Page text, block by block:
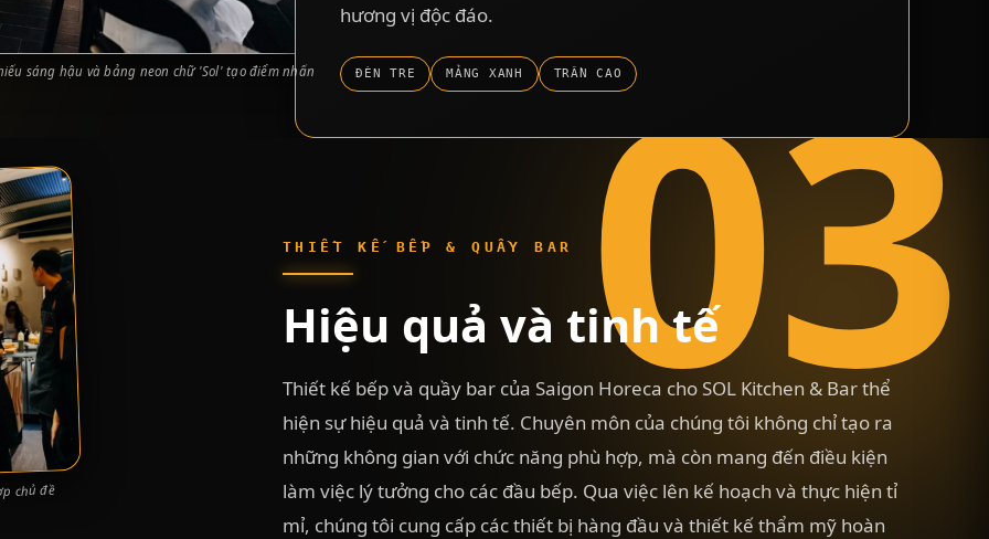
sáng hậu và bảng neon chữ 'Sol' tạo điểm nhấn
hương vị độc đáo.
ĐÈN TRE MẢNG XANH TRẦN CAO03
chủ đề
THIẾT KẾ BẾP & QUẦY BAR
Hiệu quả và tinh tế
Thiết kế bếp và quầy bar của Saigon Horeca cho SOL Kitchen & Bar thể
hiện sự hiệu quả và tinh tế. Chuyên môn của chúng tôi không chỉ tạo ra
những không gian với chức năng phù hợp, mà còn mang đến điều kiện
làm việc lý tưởng cho các đầu bếp. Qua việc lên kế hoạch và thực hiện tỉ
mỉ, chúng tôi cung cấp các thiết bị hàng đầu và thiết kế thẩm mỹ hoàn